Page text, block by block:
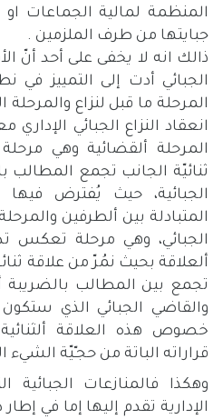
المنظمة لمالية الجماعات
جبايتها من طرف الملزمين .
ذالك انه لا يخفى على أحد أنّ
الجبائي أدت إلى التمييز في
المرحلة ما قبل لنزاع
انعقاد النزاع الجبائي
المرحلة ألقضائية وهي
ثنائيّة الجانب تجمع المطالب
الجبائية، حيث يُفترض
المتبادلة بين ألطرفين
الجبائي، وهي مرحلة
ألعلاقة بحيث نمُرّ من علاقة
تجمع بين المطالب بالضريبة أو
والقاضي الجبائي الذي
خصوص هذه العلاقة
قراراته الباتة من حجـّيّة
وهكذا فالمنازعات الجبائية
الإدارية تقدم إليها إما في